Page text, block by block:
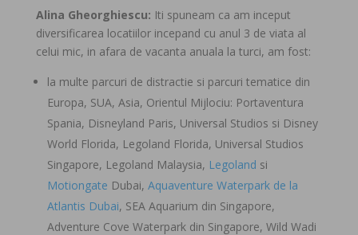
Alina Gheorghiescu: Iti spuneam ca am inceput
diversificarea locatiilor incepand cu anul 3 de viata al
celui mic, in afara de vacanta anuala la turci, am fost:
la multe parcuri de distractie si parcuri tematice din
Europa, SUA, Asia, Orientul Mijlociu: Portaventura
Spania, Disneyland Paris, Universal Studios si Disney
World Florida, Legoland Florida, Universal Studios
Singapore, Legoland Malaysia, Legoland si
Motiongate Dubai, Aquaventure Waterpark de la
Atlantis Dubai, SEA Aquarium din Singapore,
Adventure Cove Waterpark din Singapore, Wild Wadi